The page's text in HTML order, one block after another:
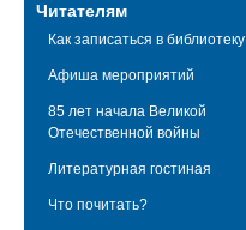
Читателям
Как записаться в библиотеку
Афиша мероприятий
85 лет начала Великой
Отечественной войны
Литературная гостиная
Что почитать?